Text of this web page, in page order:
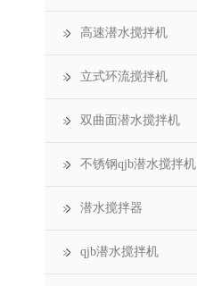
高速潜水搅拌机
立式环流搅拌机
双曲面潜水搅拌机
不锈钢qjb潜水搅拌机
潜水搅拌器
qjb潜水搅拌机